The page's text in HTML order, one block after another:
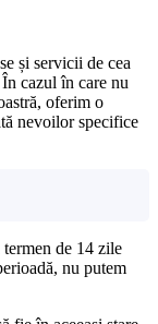
și servicii de cea
cazul în care nu
oferim o
nevoilor specifice
de 14 zile
nu putem